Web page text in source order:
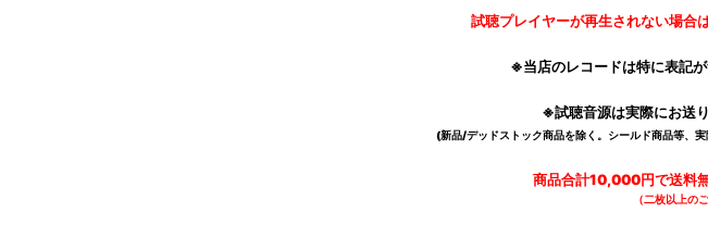
試聴プレイヤーが再生されない場合
※当店のレコードは特に表記
※試聴音源は実際にお送
(新品/デッドストック商品を除く。シールド商品等、
商品合計10,000円で送料
（二枚以上の